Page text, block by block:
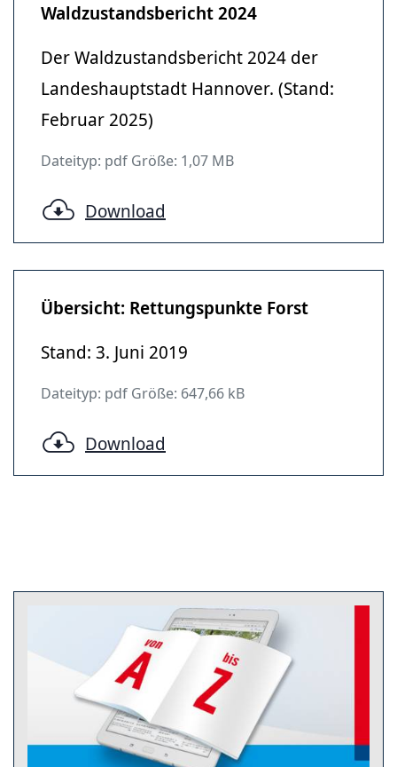
Waldzustandsbericht 2024
Der Waldzustandsbericht 2024 der
Landeshauptstadt Hannover. (Stand:
Februar 2025)
Dateityp: pdf Größe: 1,07 MB
Download
Übersicht: Rettungspunkte Forst
Stand: 3. Juni 2019
Dateityp: pdf Größe: 647,66 kB
Download